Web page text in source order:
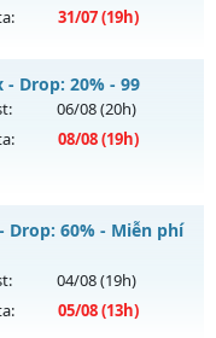
31/07(19h)
mốc nạp - 30 dòng
MU-PKZvào 19h
- Drop: 20% - 99
06/08(20h)
08/08(19h)
Drop: 60% - Miễn phí
04/08(19h)
05/08(13h)